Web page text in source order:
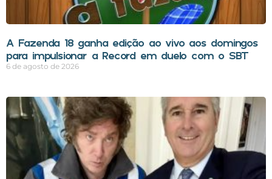
A Fazenda 18 ganha edição ao vivo aos domingos
para impulsionar a Record em duelo com o SBT
6 de agosto de 2026